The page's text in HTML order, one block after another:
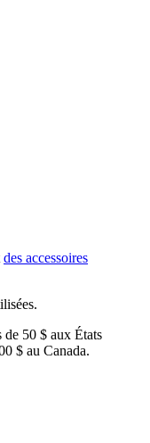
des accessoires
de 50 $ aux États
$ au Canada.